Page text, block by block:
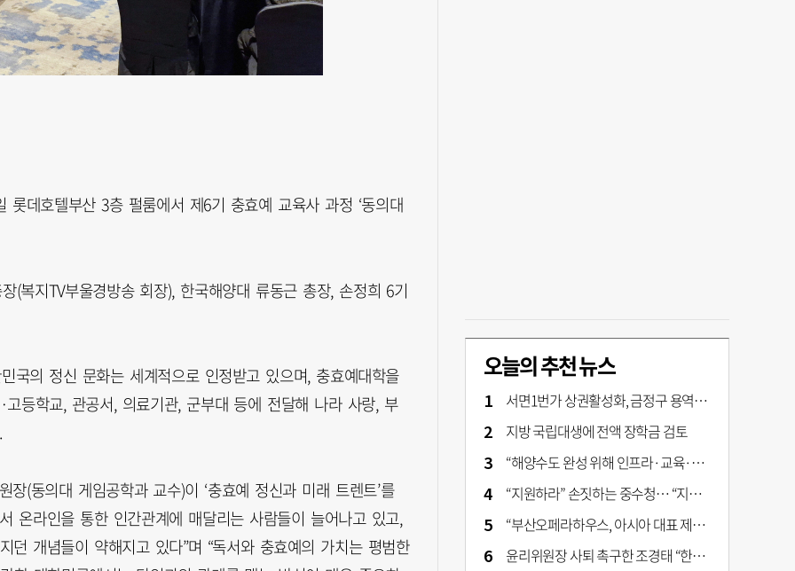
데호텔부산 3층 펄룸에서 제6기 충효예 교육사 과정 ‘동의대
(복지TV부울경방송 회장), 한국해양대 류동근 총장, 손정희 6기
국의 정신 문화는 세계적으로 인정받고 있으며, 충효예대학을
등학교, 관공서, 의료기관, 군부대 등에 전달해 나라 사랑, 부
(동의대 게임공학과 교수)이 ‘충효예 정신과 미래 트렌트’를
온라인을 통한 인간관계에 매달리는 사람들이 늘어나고 있고,
개념들이 약해지고 있다”며 “독서와 충효예의 가치는 평범한
오늘의 추천 뉴스
서면1번가 상권활성화, 금정구 용역 그대로 ‘복붙’
지방 국립대생에 전액 장학금 검토
“해양수도 완성 위해 인프라·교육·세제 등 전방위 지원”…부산해양수도특별법’ 개정안 발의
“지원하라” 손짓하는 중수청… “지켜보자” 머뭇대는 검찰
“부산오페라하우스, 아시아 대표 제작 극장 지향해야”
윤리위원장 사퇴 촉구한 조경태 “한동훈 제명 철회해야”